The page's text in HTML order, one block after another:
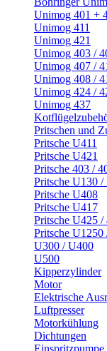
Unimog 401 +
Unimog 411
Unimog 421
Unimog 403 /
Unimog 407 /
Unimog 408 /
Unimog 424 /
Unimog 437
Pritschen und
Pritsche U411
Pritsche U421
Pritsche 403 /
Pritsche U130
Pritsche U408
Pritsche U417
Pritsche U425
Pritsche
U300 / U400
U500
Kipperzylinder
Motor
Elektrische
Luftpresser
Motorkühlung
Dichtungen
Einspritzpumpe